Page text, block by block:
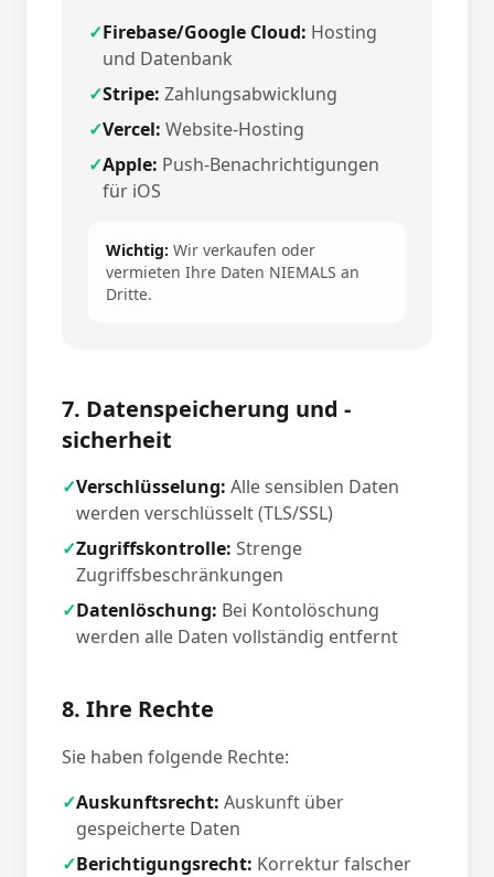
✓Firebase/Google Cloud: Hosting
und Datenbank
✓Stripe: Zahlungsabwicklung
✓Vercel: Website-Hosting
✓Apple: Push-Benachrichtigungen
für iOS
Wichtig: Wir verkaufen oder
vermieten Ihre Daten NIEMALS an
Dritte.
7. Datenspeicherung und -
sicherheit
✓Verschlüsselung: Alle sensiblen Daten
werden verschlüsselt (TLS/SSL)
✓Zugriffskontrolle: Strenge
Zugriffsbeschränkungen
✓Datenlöschung: Bei Kontolöschung
werden alle Daten vollständig entfernt
8. Ihre Rechte
Sie haben folgende Rechte:
✓Auskunftsrecht: Auskunft über
gespeicherte Daten
✓Berichtigungsrecht: Korrektur falscher